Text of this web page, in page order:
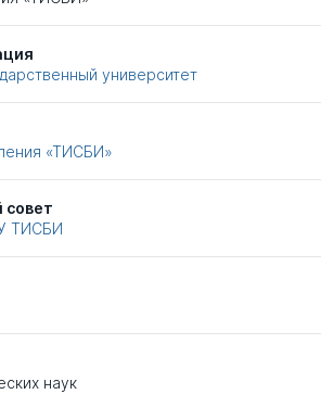
университет
«ТИСБИ»
ТИСБИ
наук